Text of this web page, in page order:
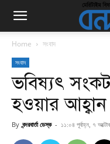
Home সংবাদ
সংবাদ
ভবিষ্যৎ
হওয়ার আহ্বান
By বন্দরবার্তা ডেস্ক - ১১:০৪ পূর্বাহ্ন, ৭